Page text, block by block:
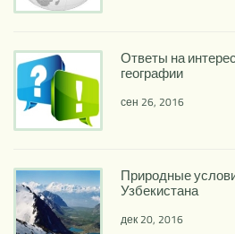
Ответы на
географии
сен 26, 2016
Природные
Узбекистана
дек 20, 2016